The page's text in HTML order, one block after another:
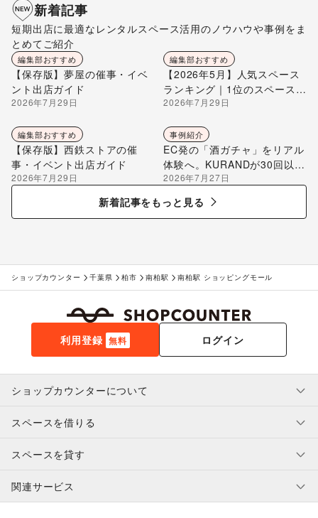
新着記事
短期出店に最適なレンタルスペース活用のノウハウや事例をま
とめてご紹介
編集部おすすめ
【保存版】夢屋の催事・イベ
ント出店ガイド
2026年7月29日
編集部おすすめ
【2026年5月】人気スペース
ランキング｜1位のスペースを
編集部が解説
2026年7月29日
編集部おすすめ
【保存版】西鉄ストアの催
事・イベント出店ガイド
2026年7月29日
事例紹介
EC発の「酒ガチャ」をリアル
体験へ。KURANDが30回以上
のポップアップ出店で届け
る“新しいお酒との出会い”
2026年7月27日
新着記事をもっと見る
ショップカウンター 千葉県 柏市 南柏駅 南柏駅 ショッピングモール
利用登録 無料 ログイン
ショップカウンターについて
利用規約・ガイドライン
特定商取引法に基づく表示
補償プログラム
スペースを借りる
スペースを借りたい人へ
ユーザー利用規約
提携パートナー
スペースを貸す
スペースを貸したい方へ
オーナー利用規約
関連サービス